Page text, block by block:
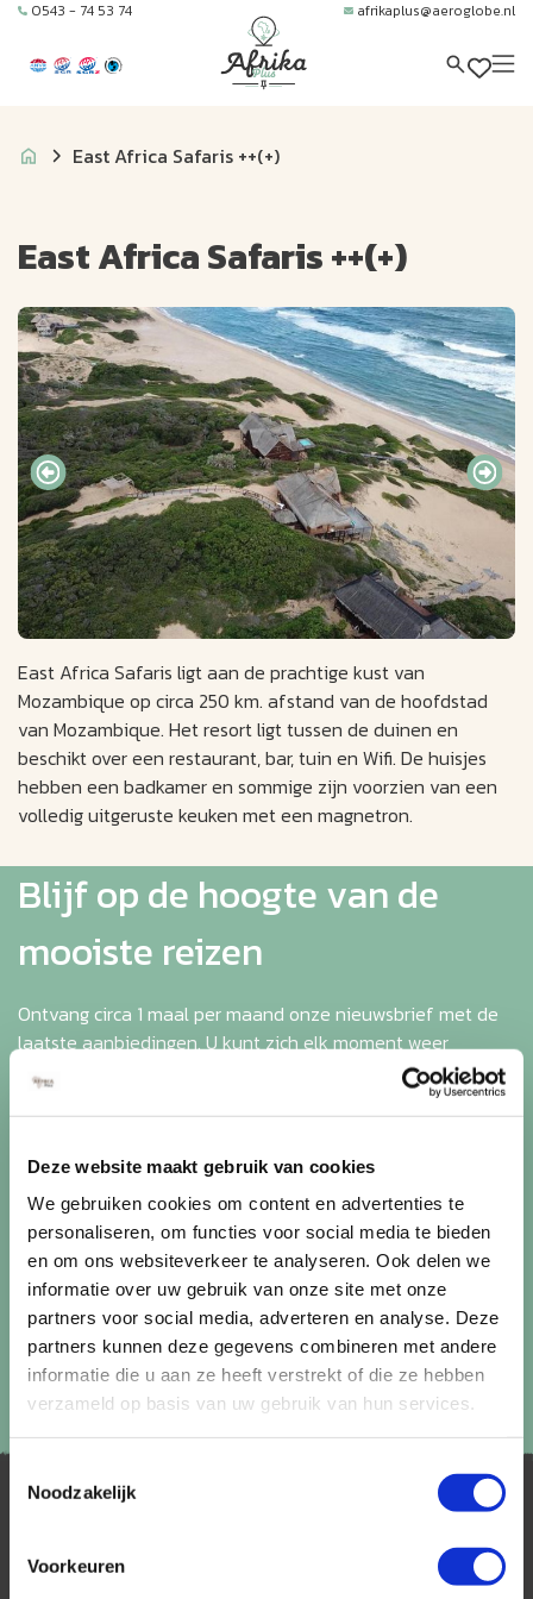
Deze website maakt gebruik van cookies
We gebruiken cookies om content en advertenties te
personaliseren, om functies voor social media te bieden
en om ons websiteverkeer te analyseren. Ook delen we
informatie over uw gebruik van onze site met onze
partners voor social media, adverteren en analyse. Deze
partners kunnen deze gegevens combineren met andere
informatie die u aan ze heeft verstrekt of die ze hebben
verzameld op basis van uw gebruik van hun services.
Noodzakelijk
Voorkeuren
0543 - 74 53 74 afrikaplus@aeroglobe.nl
East Africa Safaris ++(+)
East Africa Safaris ++(+)
East Africa Safaris ligt aan de prachtige kust van
Mozambique op circa 250 km. afstand van de hoofdstad
van Mozambique. Het resort ligt tussen de duinen en
beschikt over een restaurant, bar, tuin en Wifi. De huisjes
hebben een badkamer en sommige zijn voorzien van een
volledig uitgeruste keuken met een magnetron.
Blijf op de hoogte van de
mooiste reizen
Ontvang circa 1 maal per maand onze nieuwsbrief met de
laatste aanbiedingen. U kunt zich elk moment weer
uitschrijven via de afmeldlink in de nieuwsbrief.
Aanmelden
Lees in onsprivacybeleidhoe wij zorgvuldig omgaan met uw
gegevens.